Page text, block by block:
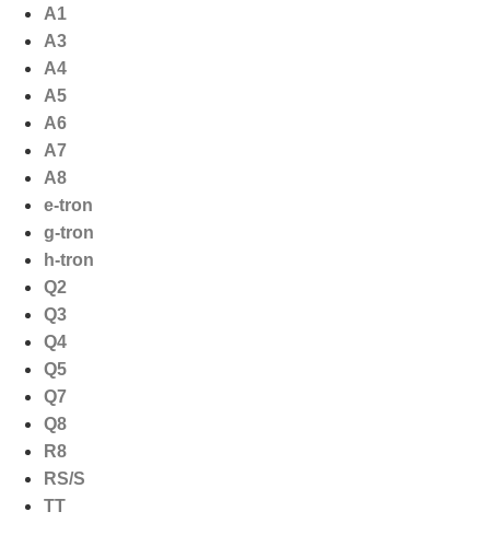
naar
inhoud
A1
A3
A4
A5
A6
A7
A8
e-tron
g-tron
h-tron
Q2
Q3
Q4
Q5
Q7
Q8
R8
RS/S
TT